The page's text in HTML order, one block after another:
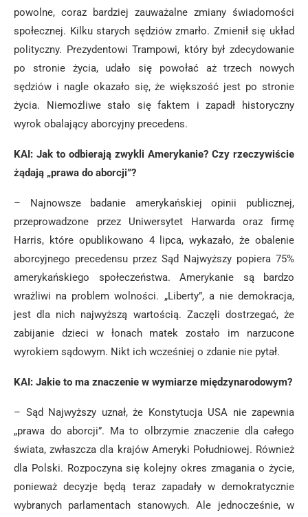
powolne, coraz bardziej zauważalne zmiany świadomości
społecznej. Kilku starych sędziów zmarło. Zmienił się układ
polityczny. Prezydentowi Trampowi, który był zdecydowanie
po stronie życia, udało się powołać aż trzech nowych
sędziów i nagle okazało się, że większość jest po stronie
życia. Niemożliwe stało się faktem i zapadł historyczny
wyrok obalający aborcyjny precedens.
KAI: Jak to odbierają zwykli Amerykanie? Czy rzeczywiście
żądają „prawa do aborcji”?
– Najnowsze badanie amerykańskiej opinii publicznej,
przeprowadzone przez Uniwersytet Harwarda oraz firmę
Harris, które opublikowano 4 lipca, wykazało, że obalenie
aborcyjnego precedensu przez Sąd Najwyższy popiera 75%
amerykańskiego społeczeństwa. Amerykanie są bardzo
wrażliwi na problem wolności. „Liberty”, a nie demokracja,
jest dla nich najwyższą wartością. Zaczęli dostrzegać, że
zabijanie dzieci w łonach matek zostało im narzucone
wyrokiem sądowym. Nikt ich wcześniej o zdanie nie pytał.
KAI: Jakie to ma znaczenie w wymiarze międzynarodowym?
– Sąd Najwyższy uznał, że Konstytucja USA nie zapewnia
„prawa do aborcji”. Ma to olbrzymie znaczenie dla całego
świata, zwłaszcza dla krajów Ameryki Południowej. Również
dla Polski. Rozpoczyna się kolejny okres zmagania o życie,
ponieważ decyzje będą teraz zapadały w demokratycznie
wybranych parlamentach stanowych. Ale jednocześnie, w